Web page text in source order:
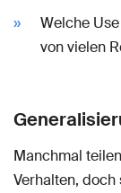
Welche
von vielen
Manchmal
Verhalten,